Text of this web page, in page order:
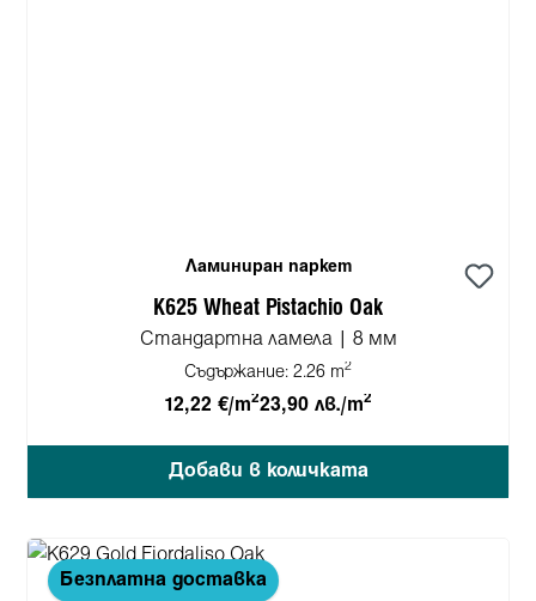
Ламиниран паркет
K625 Wheat Pistachio Oak
Стандартна ламела | 8 мм
Съдържание: 2.26 m2
12,22 €/m223,90 лв./m2
Добави в количката
Безплатна доставка